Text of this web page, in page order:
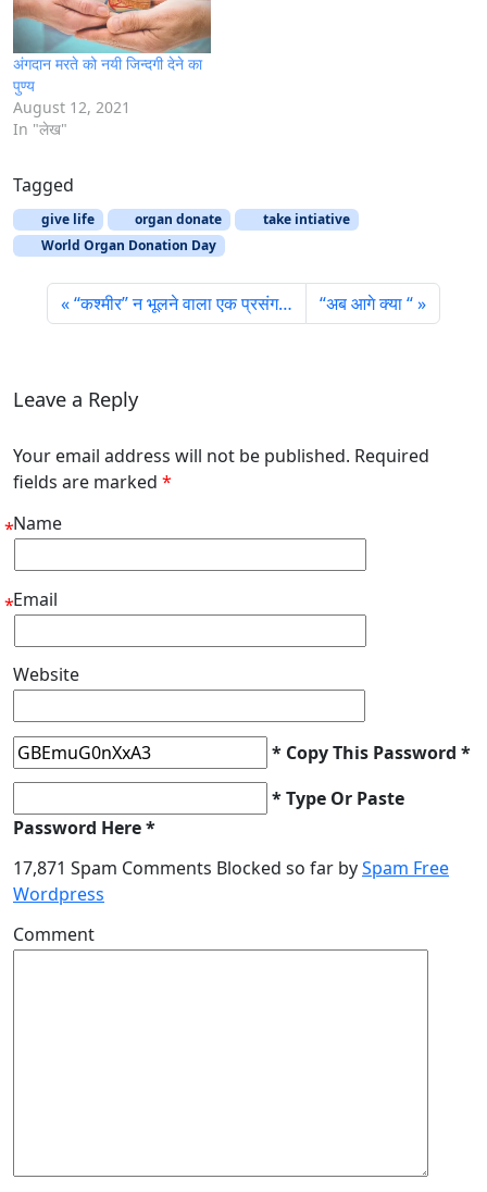
अंगदान मरते को नयी जिन्दगी देने का
पुण्य
August 12, 2021
In "लेख"
Tagged
give life organ donate
take intiative
World Organ Donation Day
“कश्मीर” न भूलने वाला एक प्रसंग… “अब आगे क्या “
Leave a Reply
Your email address will not be published. Required
fields are marked *
Name
*
Email
*
Website
* Copy This Password *
* Type Or Paste
Password Here *
17,871 Spam Comments Blocked so far bySpam Free
Wordpress
Comment